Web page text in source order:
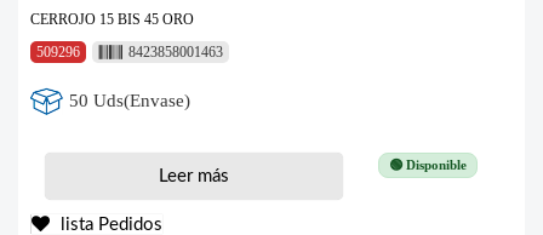
CERROJO 15 BIS 45 ORO
509296
8423858001463
50 Uds(Envase)
🟢 Disponible
Leer más
lista Pedidos